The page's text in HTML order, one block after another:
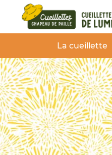
La cueillette
Panneau de gestion des cookies